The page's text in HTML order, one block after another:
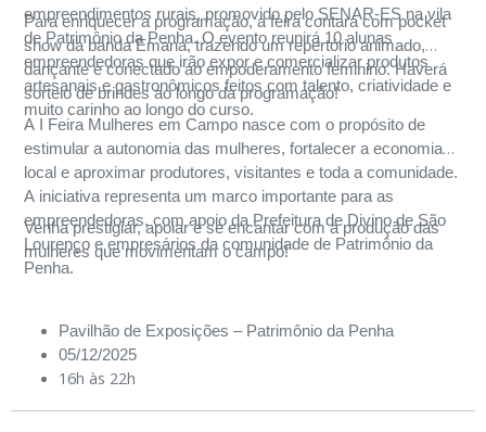
empreendimentos rurais, promovido pelo SENAR-ES na vila
de Patrimônio da Penha. O evento reunirá 10 alunas
empreendedoras que irão expor e comercializar produtos
artesanais e gastronômicos feitos com talento, criatividade e
muito carinho ao longo do curso.
Para enriquecer a programação, a feira contará com pocket
show da banda Emana, trazendo um repertório animado,
dançante e conectado ao empoderamento feminino. Haverá
sorteio de brindes ao longo da programação!
A I Feira Mulheres em Campo nasce com o propósito de
estimular a autonomia das mulheres, fortalecer a economia
local e aproximar produtores, visitantes e toda a comunidade.
A iniciativa representa um marco importante para as
empreendedoras, com apoio da Prefeitura de Divino de São
Lourenço e empresários da comunidade de Patrimônio da
Penha.
Venha prestigiar, apoiar e se encantar com a produção das
mulheres que movimentam o campo!
Pavilhão de Exposições – Patrimônio da Penha
05/12/2025
16h às 22h